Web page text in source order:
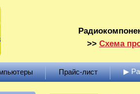
>> Схема
Прайс-лист ▶